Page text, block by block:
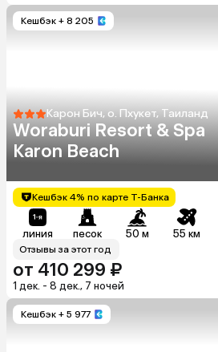
Кешбэк + 8 205
Карон Бич, о. Пхукет, Таиланд
Woraburi Resort & Spa
Karon Beach
Кешбэк 4% по карте Т-Банка
линия песок 50 м 55 км
Отзывы за этот год
от 410 299 ₽
1 дек. - 8 дек., 7 ночей
Кешбэк + 5 977